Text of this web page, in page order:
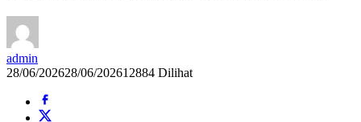
admin
28/06/202628/06/202612884 Dilihat